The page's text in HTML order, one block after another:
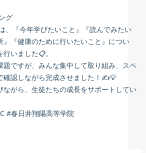
グ
、『今年学びたいこと』『読んでみたい
』『健康のために行いたいこと』につい
いました📋。
題ですが、みんな集中して取り組み、スペ
確認しながら完成させました！✍️💡
ながら、生徒たちの成長をサポートしてい
#春日井翔陽高等学院